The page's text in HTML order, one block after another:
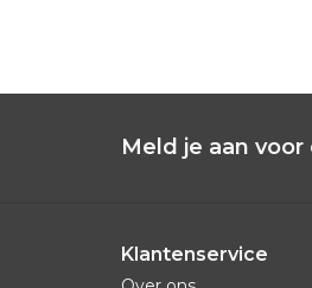
Meld je aan
Klantenservice